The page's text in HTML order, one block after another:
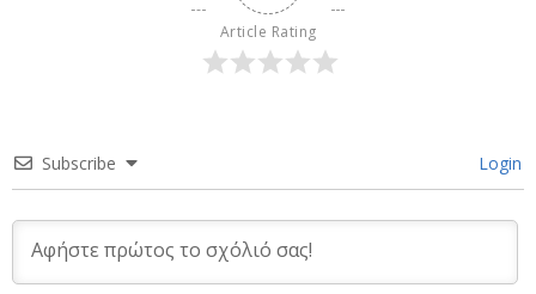
Article Rating
Subscribe Login